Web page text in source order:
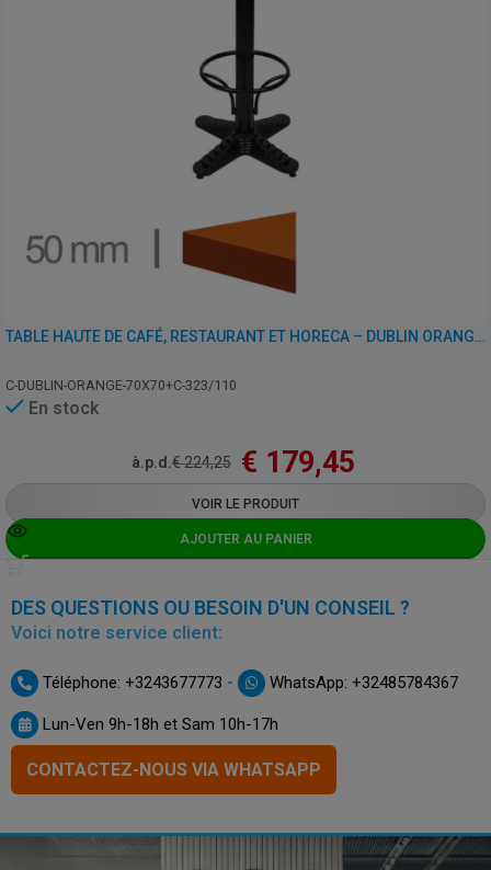
TABLE HAUTE DE CAFÉ, RESTAURANT ET HORECA – DUBLIN ORANGE – 70×70 – HAUTEUR 110 CM AVEC PIED
C-DUBLIN-ORANGE-70X70+C-323/110
En stock
à.p.d.€224,25 € 179,45
VOIR LE PRODUIT
AJOUTER AU PANIER
DES QUESTIONS OU BESOIN D'UN CONSEIL ?
Voici notre service client:
Téléphone: +3243677773 - WhatsApp: +32485784367
Lun-Ven 9h-18h et Sam 10h-17h
CONTACTEZ-NOUS VIA WHATSAPP